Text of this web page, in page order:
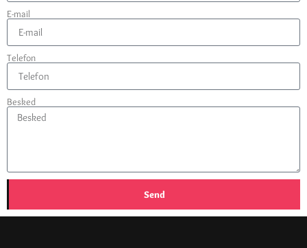
E-mail
Telefon
Besked
Send